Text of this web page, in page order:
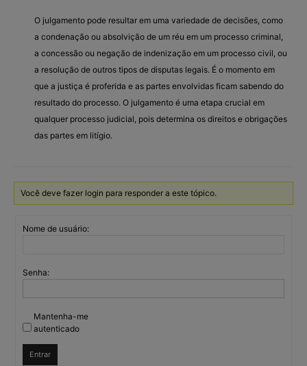
O julgamento pode resultar em uma variedade de decisões, como
a condenação ou absolvição de um réu em um processo criminal,
a concessão ou negação de indenização em um processo civil, ou
a resolução de outros tipos de disputas legais. É o momento em
que a justiça é proferida e as partes envolvidas ficam sabendo do
resultado do processo. O julgamento é uma etapa crucial em
qualquer processo judicial, pois determina os direitos e obrigações
das partes em litígio.
Você deve fazer login para responder a este tópico.
Nome de usuário:
Senha:
Mantenha-me
autenticado
Entrar